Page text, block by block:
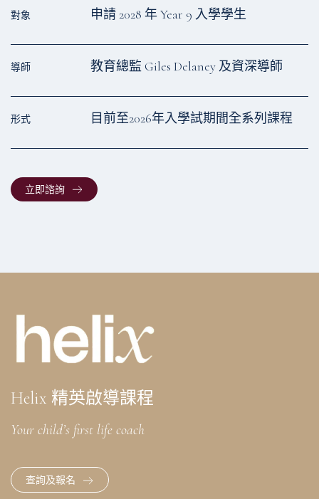
對象 申請 2028 年 Year 9 入學學⽣
導師 教育總監 Giles Delaney 及資深導師
形式 目前⾄2026年入學試期間全系列課程
立即諮詢
Helix 精英啟導課程
Your child’s first life coach
查詢及報名